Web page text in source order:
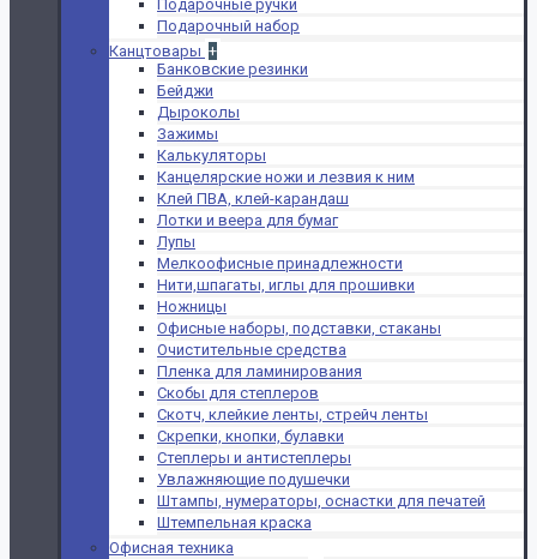
Подарочные ручки
Подарочный набор
Канцтовары +
Банковские резинки
Бейджи
Дыроколы
Зажимы
Калькуляторы
Канцелярские ножи и лезвия к ним
Клей ПВА, клей-карандаш
Лотки и веера для бумаг
Лупы
Мелкоофисные принадлежности
Нити,шпагаты, иглы для прошивки
Ножницы
Офисные наборы, подставки, стаканы
Очистительные средства
Пленка для ламинирования
Скобы для степлеров
Скотч, клейкие ленты, стрейч ленты
Скрепки, кнопки, булавки
Степлеры и антистеплеры
Увлажняющие подушечки
Штампы, нумераторы, оснастки для печатей
Штемпельная краска
Офисная техника